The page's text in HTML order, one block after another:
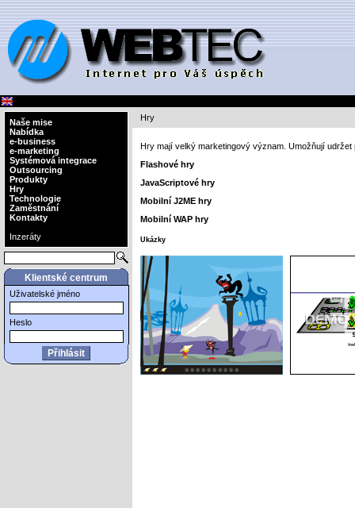
Naše mise
Nabídka
e-business
e-marketing
Systémová integrace
Outsourcing
Produkty
Hry
Technologie
Zaměstnání
Kontakty
Inzeráty
Klientské centrum
Uživatelské jméno
Heslo
Hry
Hry mají velký marketingový význam. Umožňují
Flashové hry
JavaScriptové hry
Mobilní J2ME hry
Mobilní WAP hry
Ukázky